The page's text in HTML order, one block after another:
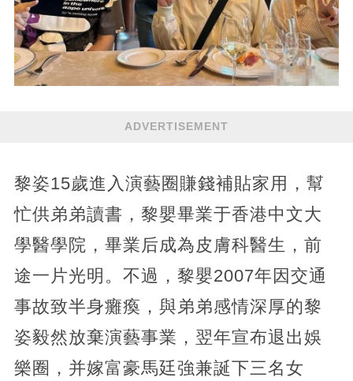
ADVERTISEMENT
黎姿15歲進入演藝圈賺錢補貼家用，幫
忙供弟弟讀書，黎嬰畢業于香港中文大
學醫學院，畢業后成為皮膚科醫生，前
途一片光明。不過，黎嬰2007年因交通
事故致半身癱瘓，與弟弟感情深厚的黎
姿毅然放棄演藝事業，翌年宣布退出娛
樂圈，并嫁富豪馬廷強兼誕下三名女